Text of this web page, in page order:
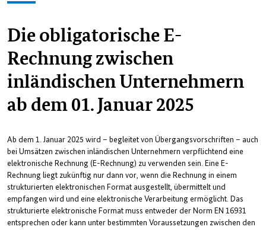
Die obligatorische E-
Rechnung zwischen
inländischen Unternehmern
ab dem 01. Januar 2025
Ab dem 1. Januar 2025 wird – begleitet von Übergangsvorschriften – auch
bei Umsätzen zwischen inländischen Unternehmern verpflichtend eine
elektronische Rechnung (E-Rechnung) zu verwenden sein. Eine E-
Rechnung liegt zukünftig nur dann vor, wenn die Rechnung in einem
strukturierten elektronischen Format ausgestellt, übermittelt und
empfangen wird und eine elektronische Verarbeitung ermöglicht. Das
strukturierte elektronische Format muss entweder der Norm EN 16931
entsprechen oder kann unter bestimmten Voraussetzungen zwischen den